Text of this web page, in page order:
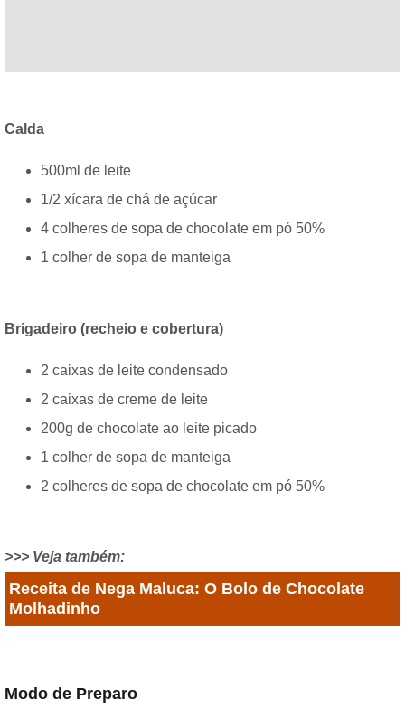
Calda
500ml de leite
1/2 xícara de chá de açúcar
4 colheres de sopa de chocolate em pó 50%
1 colher de sopa de manteiga
Brigadeiro (recheio e cobertura)
2 caixas de leite condensado
2 caixas de creme de leite
200g de chocolate ao leite picado
1 colher de sopa de manteiga
2 colheres de sopa de chocolate em pó 50%
>>> Veja também:
Receita de Nega Maluca: O Bolo de Chocolate
Molhadinho
Modo de Preparo